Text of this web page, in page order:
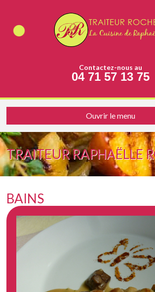
Contactez-nous au
04 71 57 13 75
Ouvrir le menu
TRAITEUR RAPHAËLLE
BAINS